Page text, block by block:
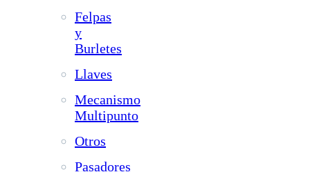
Felpas
y
Burletes
Llaves
Mecanismo
Multipunto
Otros
Pasadores